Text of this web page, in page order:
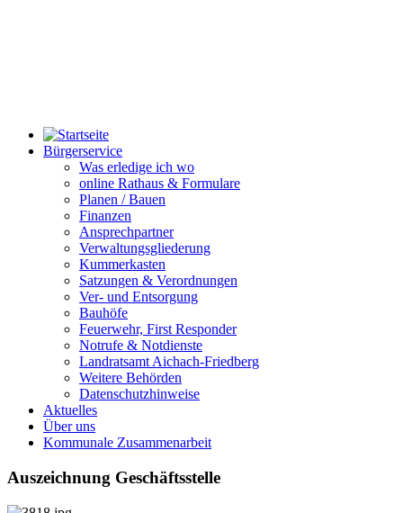
Bürgerservice
Was erledige ich wo
online Rathaus & Formulare
Planen / Bauen
Finanzen
Ansprechpartner
Verwaltungsgliederung
Kummerkasten
Satzungen & Verordnungen
Ver- und Entsorgung
Bauhöfe
Feuerwehr, First Responder
Notrufe & Notdienste
Landratsamt Aichach-Friedberg
Weitere Behörden
Datenschutzhinweise
Aktuelles
Über uns
Kommunale Zusammenarbeit
Auszeichnung Geschäftsstelle